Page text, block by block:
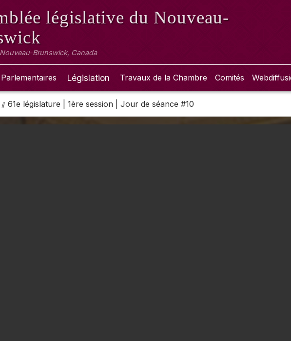
législative du Nouveau-
Brunswick, Canada
Parlementaires Législation Travaux de la Chambre Comités
61e législature | 1ère session | Jour de séance #10